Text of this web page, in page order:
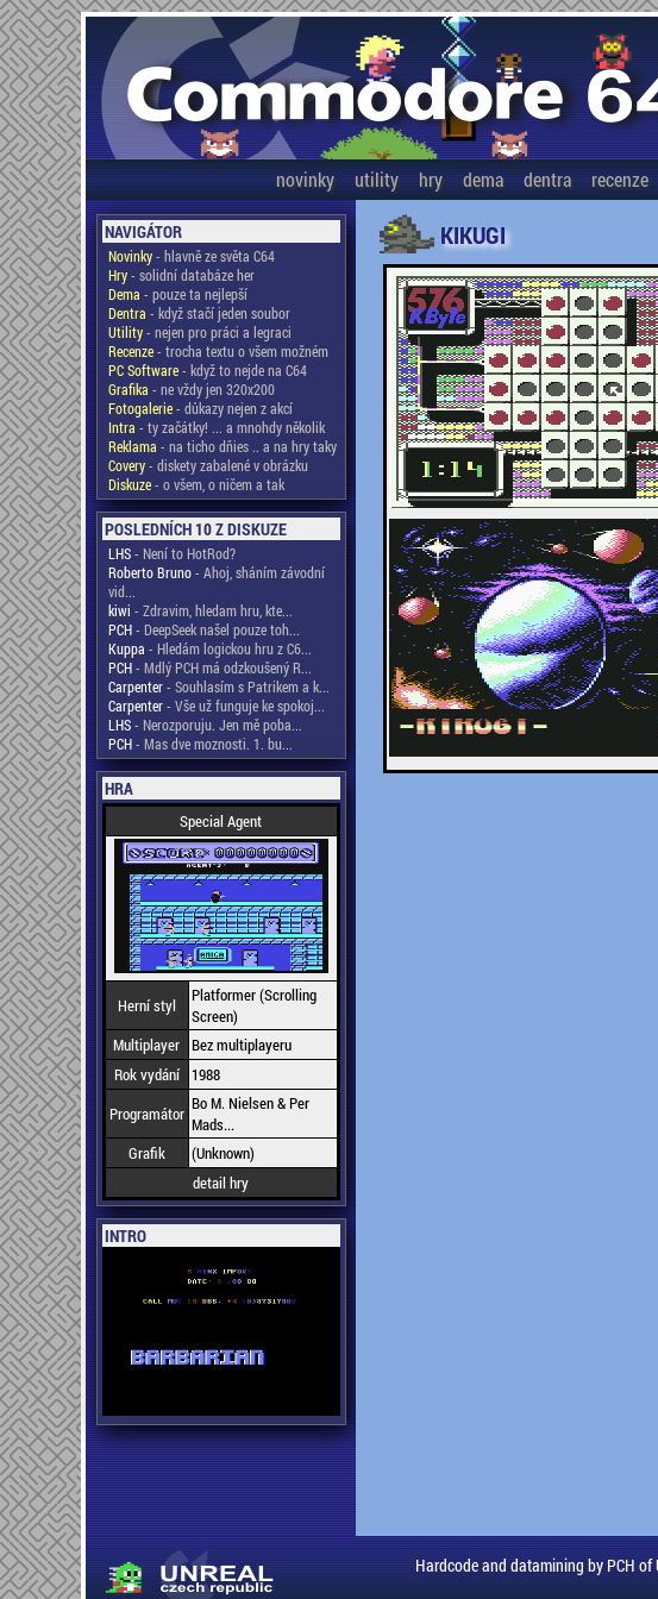
novinky utility hry dema dentra recenze
NAVIGÁTOR
Novinky- hlavně ze světa C64
Hry- solidní databáze her
Dema - pouze ta nejlepší
Dentra - když stačí jeden soubor
Utility- nejen pro práci a legraci
Recenze- trocha textu o všem možném
PC Software- když to nejde na C64
Grafika - ne vždy jen 320x200
Fotogalerie- důkazy nejen z akcí
Intra - ty začátky! ... a mnohdy několik
Reklama - na ticho dňies .. a na hry taky
Covery- diskety zabalené v obrázku
Diskuze- o všem, o ničem a tak
POSLEDNÍCH 10 Z DISKUZE
LHS- Není to HotRod?
Roberto Bruno- Ahoj, sháním závodní
vid...
kiwi - Zdravim, hledam hru, kte...
PCH- DeepSeek našel pouze toh...
Kuppa - Hledám logickou hru z C6...
PCH- Mdlý PCH má odzkoušený R...
Carpenter- Souhlasím s Patrikem a k...
Carpenter- Vše už funguje ke spokoj...
LHS- Nerozporuju. Jen mě poba...
PCH- Mas dve moznosti. 1. bu...
HRA
Special Agent
Herní styl
Platformer (Scrolling
Screen)
Multiplayer Bez multiplayeru
Rok vydání
1988
Programátor Bo M. Nielsen & Per
Mads...
Grafik
(Unknown)
detail hry
INTRO
KIKUGI
Hardcode and datamining by PCH of